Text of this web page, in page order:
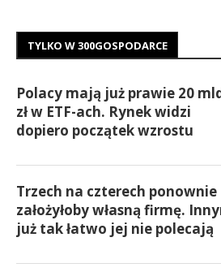
TYLKO W 300GOSPODARCE
Polacy mają już prawie 20
zł w ETF-ach. Rynek widzi
dopiero początek wzrostu
Trzech na czterech ponownie
założyłoby własną firmę.
już tak łatwo jej nie polecają